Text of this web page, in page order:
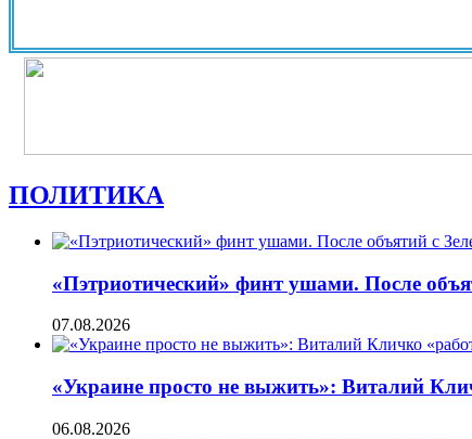
ПОЛИТИКА
«Пэтриотический» финт ушами. После
07.08.2026
«Украине просто не выжить»: Виталий
06.08.2026